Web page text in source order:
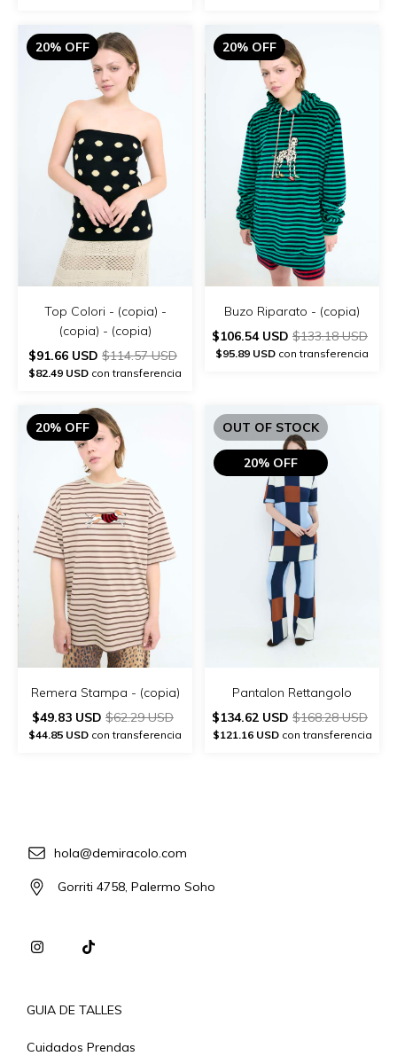
20% OFF
Top Colori - (copia) -
(copia) - (copia)
$91.66 USD $114.57 USD
$82.49 USD con transferencia
20% OFF
Buzo Riparato - (copia)
$106.54 USD $133.18 USD
$95.89 USD con transferencia
20% OFF
Remera Stampa - (copia)
$49.83 USD $62.29 USD
$44.85 USD con transferencia
OUT OF STOCK
20% OFF
Pantalon Rettangolo
$134.62 USD $168.28 USD
$121.16 USDcon transferencia
hola@demiracolo.com
Gorriti 4758, Palermo Soho
GUIA DE TALLES
Cuidados Prendas